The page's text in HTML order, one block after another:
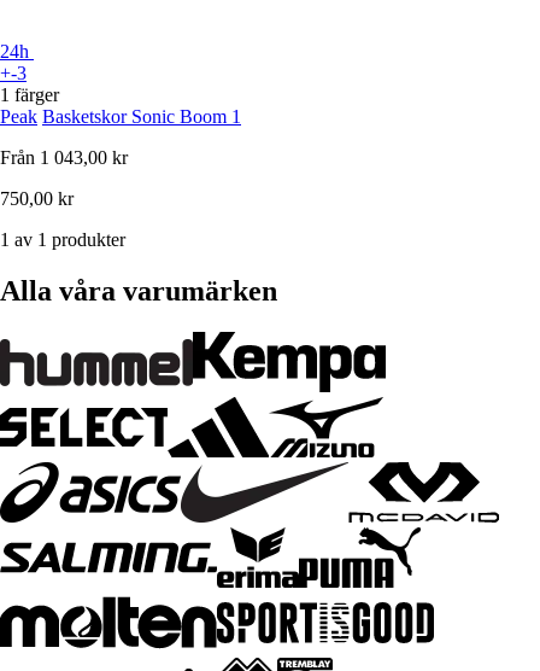
24h
+-3
1 färger
Peak Basketskor Sonic Boom 1
Från 1 043,00 kr
750,00 kr
1 av 1 produkter
Alla våra varumärken